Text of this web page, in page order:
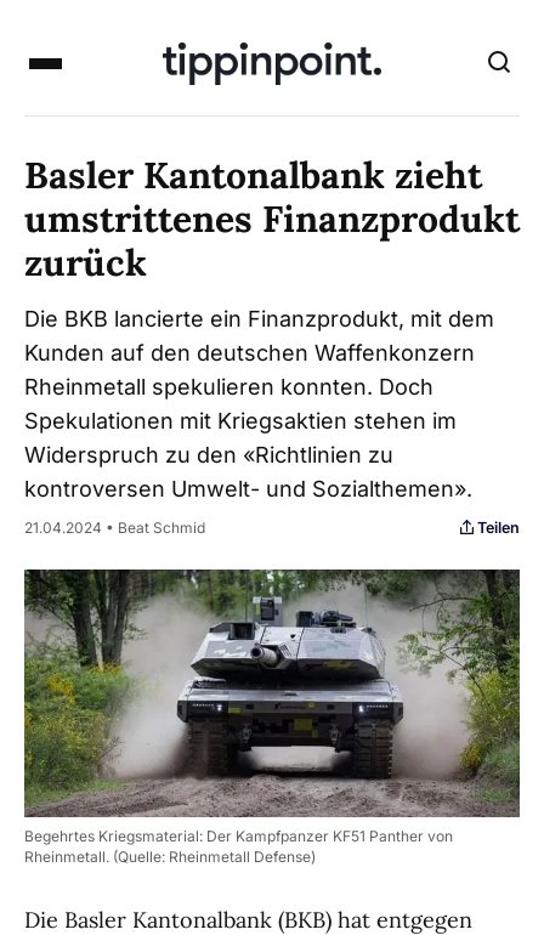
Basler Kantonalbank zieht
umstrittenes Finanzprodukt
zurück
Die BKB lancierte ein Finanzprodukt, mit dem
Kunden auf den deutschen Waffenkonzern
Rheinmetall spekulieren konnten. Doch
Spekulationen mit Kriegsaktien stehen im
Widerspruch zu den «Richtlinien zu
kontroversen Umwelt- und Sozialthemen».
21.04.2024 • Beat Schmid Teilen
Begehrtes Kriegsmaterial: Der Kampfpanzer KF51 Panther von
Rheinmetall. (Quelle: Rheinmetall Defense)
Die Basler Kantonalbank (BKB) hat entgegen